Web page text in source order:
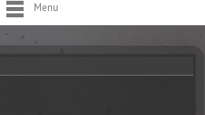
Menu